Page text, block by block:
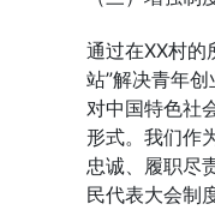
通过在XX村的
站”解决青年
对中国特色社
形式。我们作
忠诚、履职尽
民代表大会制